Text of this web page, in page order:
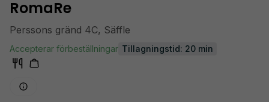
RomaRe
Perssons gränd 4C, Säffle
Accepterar förbeställningar Tillagningstid: 20 min